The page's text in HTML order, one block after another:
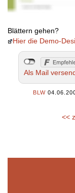
Blättern gehen?
Hier die Demo-
Als Mail
BLW
<<